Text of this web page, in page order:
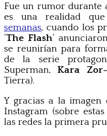
Fue un rumor durante
es una realidad
semanas, cuando los
‘The Flash‘
se reunirían para
de la serie
Superman,Kara Zor-
Tierra).
Y gracias a la imagen
Instagram (sobre
las redes la primera